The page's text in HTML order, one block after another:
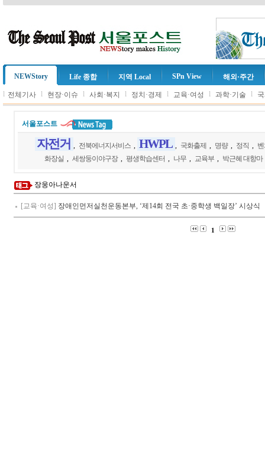
NEWStory Life 종합 지역 Local SPn View 해외·주간
l 전체기사 l 현장·이슈 l 사회·복지 l 정치·경제 l 교육·여성 l 과학·기술 l
서울포스트
자전거 전북에너지서비스 HWPL 국화출제 명량 정직
화장실
세쌍둥이야구장 평생학습센터 나무 교육부 박근혜 대항마
장웅아나운서
[교육·여성] 장애인먼저실천운동본부, ‘제14회 전국 초·중학생 백일장’ 시상식
1